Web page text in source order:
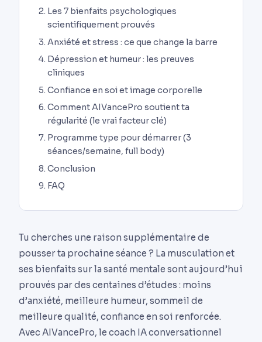
Les 7 bienfaits psychologiques
scientifiquement prouvés
Anxiété et stress : ce que change la barre
Dépression et humeur : les preuves
cliniques
Confiance en soi et image corporelle
Comment AIVancePro soutient ta
régularité (le vrai facteur clé)
Programme type pour démarrer (3
séances/semaine, full body)
Conclusion
FAQ
Tu cherches une raison supplémentaire de
pousser ta prochaine séance ? La musculation et
ses bienfaits sur la santé mentale sont aujourd’hui
prouvés par des centaines d’études : moins
d’anxiété, meilleure humeur, sommeil de
meilleure qualité, confiance en soi renforcée.
Avec AIVancePro, le coach IA conversationnel